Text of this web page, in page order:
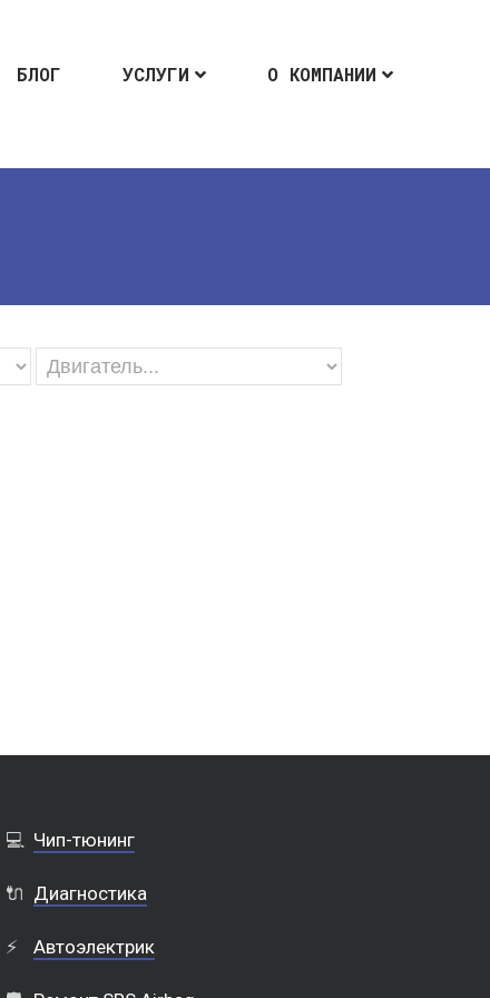
БЛОГ УСЛУГИ О КОМПАНИИ
💻 Чип-тюнинг
🔌 Диагностика
⚡ Автоэлектрик